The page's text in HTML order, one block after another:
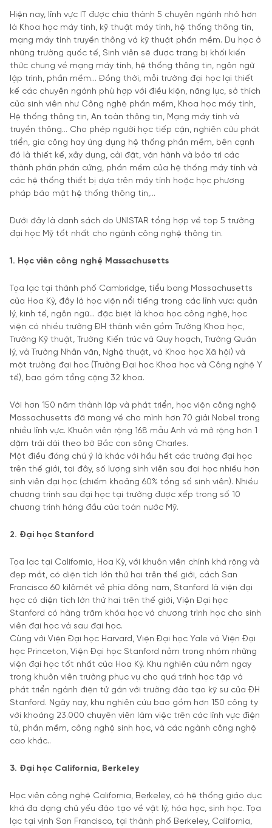
Hiện nay, lĩnh vực IT được chia thành 5 chuyên ngành nhỏ hơn
là Khoa học máy tính, kỹ thuật máy tính, hệ thống thông tin,
mạng máy tính truyền thông và kỹ thuật phần mềm. Du học ở
những trường quốc tế, Sinh viên sẽ được trang bị khối kiến
thức chung về mạng máy tính, hệ thống thông tin, ngôn ngữ
lập trình, phần mềm… Đồng thời, mỗi trường đại học lại thiết
kế các chuyên ngành phù hợp với điều kiện, năng lực, sở thích
của sinh viên như Công nghệ phần mềm, Khoa học máy tính,
Hệ thống thông tin, An toàn thông tin, Mạng máy tính và
truyền thông… Cho phép người học tiếp cận, nghiên cứu phát
triển, gia công hay ứng dụng hệ thống phần mềm, bên cạnh
đó là thiết kế, xây dựng, cài đặt, vận hành và bảo trì các
thành phần phần cứng, phần mềm của hệ thống máy tính và
các hệ thống thiết bị dựa trên máy tính hoặc học phương
pháp bảo mật hệ thống thông tin,…
Dưới đây là danh sách do UNISTAR tổng hợp về top 5 trường
đại học Mỹ tốt nhất cho ngành công nghệ thông tin.
1. Học viên công nghệ Massachusetts
Tọa lạc tại thành phố Cambridge, tiểu bang Massachusetts
của Hoa Kỳ, đây là học viện nổi tiếng trong các lĩnh vực: quản
lý, kinh tế, ngôn ngữ… đặc biệt là khoa học công nghệ, học
viện có nhiều trường ĐH thành viên gồm Trường Khoa học,
Trường Kỹ thuật, Trường Kiến trúc và Quy hoạch, Trường Quản
lý, và Trường Nhân văn, Nghệ thuật, và Khoa học Xã hội) và
một trường đại học (Trường Đại học Khoa học và Công nghệ Y
tế), bao gồm tổng cộng 32 khoa.
Với hơn 150 năm thành lập và phát triển, học viện công nghệ
Massachusetts đã mang về cho mình hơn 70 giải Nobel trong
nhiều lĩnh vực. Khuôn viên rộng 168 mẫu Anh và mở rộng hơn 1
dặm trải dài theo bờ Bắc con sông Charles.
Một điều đáng chú ý là khác với hầu hết các trường đại học
trên thế giới, tại đây, số lượng sinh viên sau đại học nhiều hơn
sinh viên đại học (chiếm khoảng 60% tổng số sinh viên). Nhiều
chương trình sau đại học tại trường được xếp trong số 10
chương trình hàng đầu của toàn nước Mỹ.
2. Đại học Stanford
Tọa lạc tại California, Hoa Kỳ, với khuôn viên chính khá rộng và
đẹp mắt, có diện tích lớn thứ hai trên thế giới, cách San
Francisco 60 kilômét về phía đông nam, Stanford là viện đại
học có diện tích lớn thứ hai trên thế giới, Viện Đại học
Stanford có hàng trăm khóa học và chương trình học cho sinh
viên đại học và sau đại học.
Cùng với Viện Đại học Harvard, Viện Đại học Yale và Viện Đại
học Princeton, Viện Đại học Stanford nằm trong nhóm những
viện đại học tốt nhất của Hoa Kỳ. Khu nghiên cứu nằm ngay
trong khuôn viên trường phục vụ cho quá trình học tập và
phát triển ngành điện tử gắn với trường đào tạo kỹ sư của ĐH
Stanford. Ngày nay, khu nghiên cứu bao gồm hơn 150 công ty
với khoảng 23.000 chuyên viên làm việc trên các lĩnh vực điện
tử, phần mềm, công nghệ sinh học, và các ngành công nghệ
cao khác..
3. Đại học California, Berkeley
Học viên công nghệ California, Berkeley, có hệ thống giáo dục
khá đa dạng chủ yếu đào tạo về vật lý, hóa học, sinh học. Tọa
lạc tại vịnh San Francisco, tại thành phố Berkeley, California,